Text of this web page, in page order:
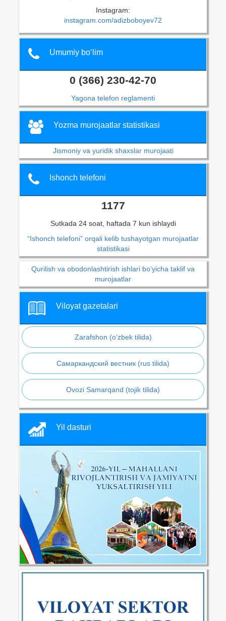
Instagram:
instagram.com/adizboboyev72
Umumiy bo‘lim
0 (366) 230-42-70
Yagona telefon reglamenti
Yozma murojaatlar statistikasi
Jismoniy va yuridik shaxslar murojaati
Ishonch telefoni
1177
Sutkada 24 soat, haftada 7 kun ishlaydi
“Ishonch telefoni” orqali kelib tushayotgan murojaatlar
statistikasi
Qurilish va obodonlashtirish ishlari bo‘yicha taklif va
murojaatlar
Viloyat gazetalari
Zarafshon (o‘zbek tilida)
Самаркандский вестник (rus tilida)
Ovozi Samarqand (tojik tilida)
Yil dasturi